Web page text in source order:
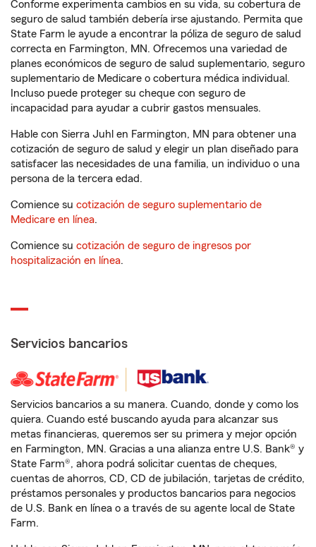
Conforme experimenta cambios en su vida, su cobertura de
seguro de salud también debería irse ajustando. Permita que
State Farm le ayude a encontrar la póliza de seguro de salud
correcta en Farmington, MN. Ofrecemos una variedad de
planes económicos de seguro de salud suplementario, seguro
suplementario de Medicare o cobertura médica individual.
Incluso puede proteger su cheque con seguro de
incapacidad para ayudar a cubrir gastos mensuales.
Hable con Sierra Juhl en Farmington, MN para obtener una
cotización de seguro de salud y elegir un plan diseñado para
satisfacer las necesidades de una familia, un individuo o una
persona de la tercera edad.
Comience su cotización de seguro suplementario de
Medicare en línea.
Comience su cotización de seguro de ingresos por
hospitalización en línea.
Servicios bancarios
Servicios bancarios a su manera. Cuando, donde y como los
quiera. Cuando esté buscando ayuda para alcanzar sus
metas financieras, queremos ser su primera y mejor opción
en Farmington, MN. Gracias a una alianza entre U.S. Bank® y
State Farm®, ahora podrá solicitar cuentas de cheques,
cuentas de ahorros, CD, CD de jubilación, tarjetas de crédito,
préstamos personales y productos bancarios para negocios
de U.S. Bank en línea o a través de su agente local de State
Farm.